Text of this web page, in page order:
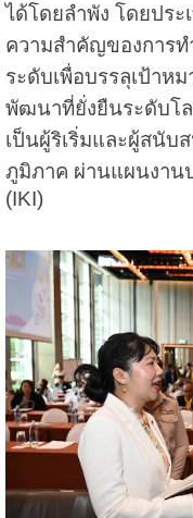
ได้โดยลำพัง โดยประ
ความสำคัญของการท
ระดับเพื่อบรรลุเป้าห
พัฒนาที่ยั่งยืนระดับโ
เป็นผู้ริเริ่มและผู้สนับ
ภูมิภาค ผ่านแผนงาน
(IKI)